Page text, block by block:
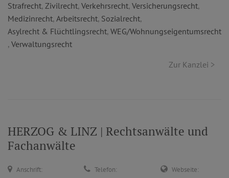
Strafrecht, Zivilrecht, Verkehrsrecht, Versicherungsrecht,
Medizinrecht, Arbeitsrecht, Sozialrecht,
Asylrecht & Flüchtlingsrecht, WEG/Wohnungseigentumsrecht
, Verwaltungsrecht
Zur Kanzlei >
HERZOG & LINZ | Rechtsanwälte und
Fachanwälte
Anschrift: Telefon: Webseite: